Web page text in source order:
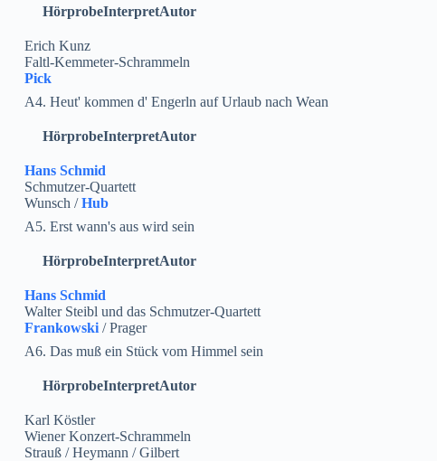
HörprobeInterpretAutor
Erich Kunz
Faltl-Kemmeter-Schrammeln
Pick
A4. Heut' kommen d' Engerln auf Urlaub nach Wean
HörprobeInterpretAutor
Hans Schmid
Schmutzer-Quartett
Wunsch /Hub
A5. Erst wann's aus wird sein
HörprobeInterpretAutor
Hans Schmid
Walter Steibl und das Schmutzer-Quartett
Frankowski / Prager
A6. Das muß ein Stück vom Himmel sein
HörprobeInterpretAutor
Karl Köstler
Wiener Konzert-Schrammeln
Strauß / Heymann / Gilbert